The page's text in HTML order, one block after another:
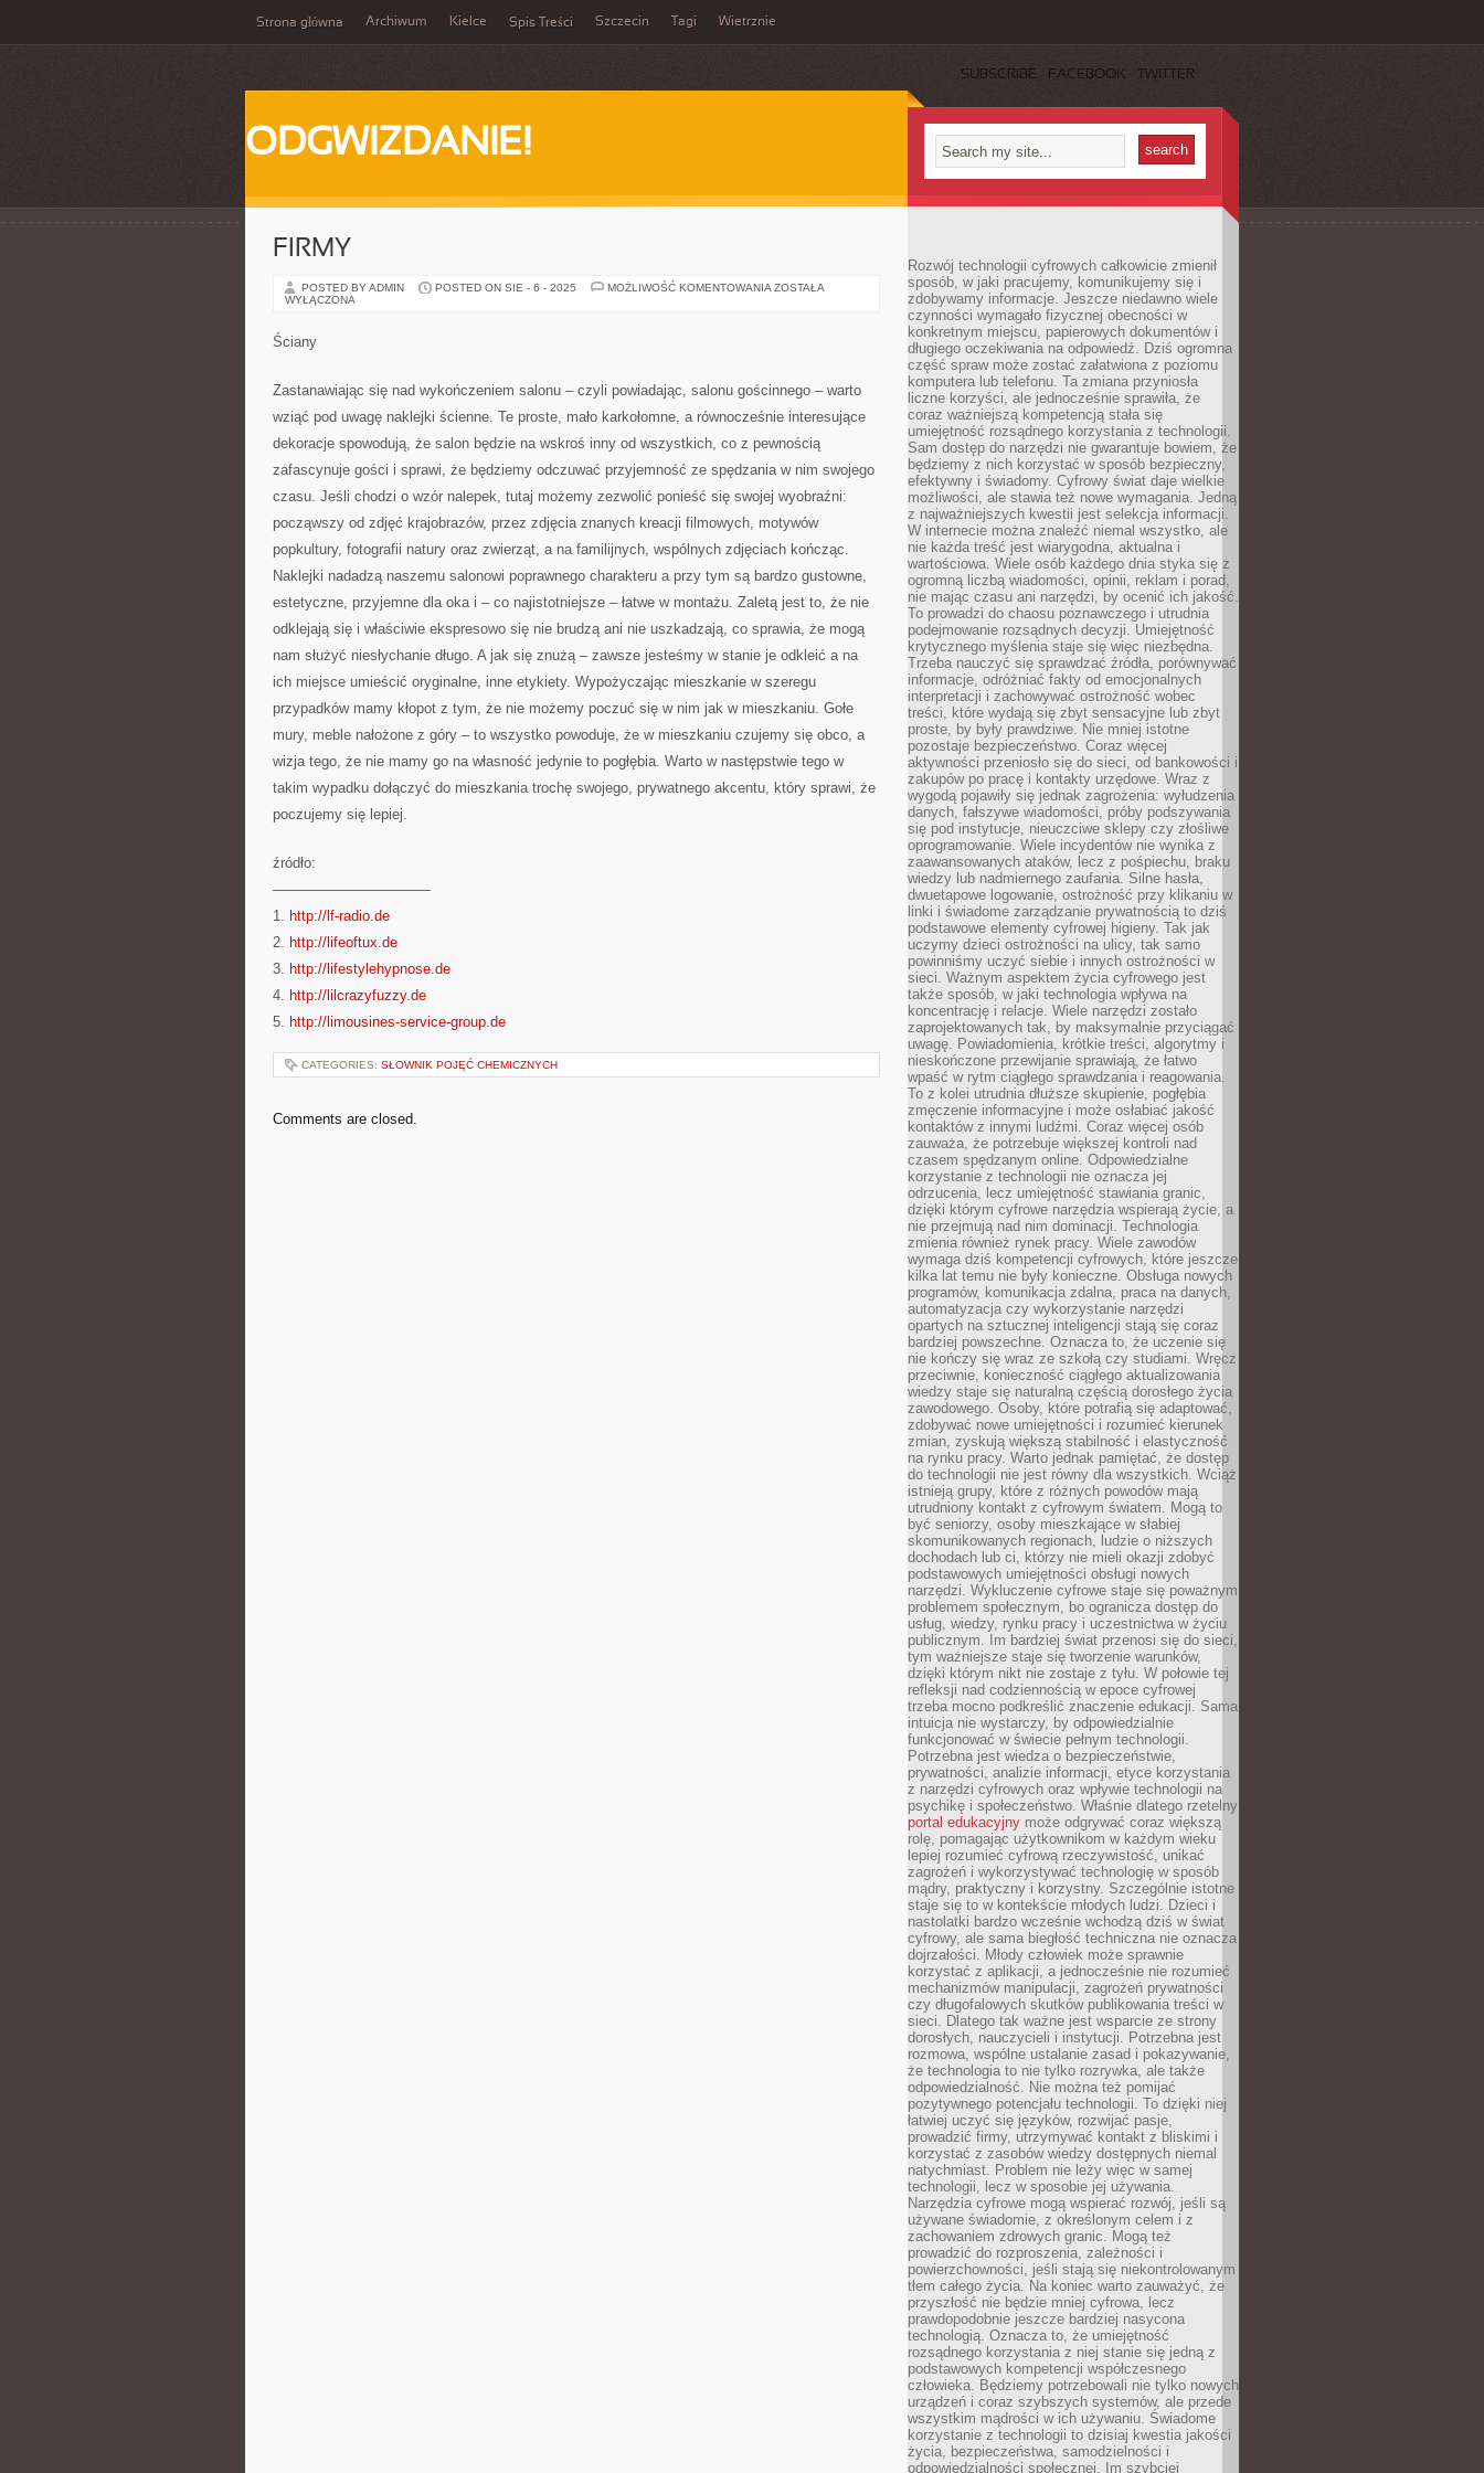
Strona główna Archiwum Kielce Spis Treści Szczecin Tagi Wietrznie
SUBSCRIBE FACEBOOK TWITTER
ODGWIZDANIE!
FIRMY
POSTED BY ADMIN POSTED ON SIE - 6 - 2025 MOŻLIWOŚĆ KOMENTOWANIA FIRMY
ZOSTAŁA
WYŁĄCZONA
Ściany
Zastanawiając się nad wykończeniem salonu – czyli powiadając, salonu gościnnego – warto
wziąć pod uwagę naklejki ścienne. Te proste, mało karkołomne, a równocześnie interesujące
dekoracje spowodują, że salon będzie na wskroś inny od wszystkich, co z pewnością
zafascynuje gości i sprawi, że będziemy odczuwać przyjemność ze spędzania w nim swojego
czasu. Jeśli chodzi o wzór nalepek, tutaj możemy zezwolić ponieść się swojej wyobraźni:
począwszy od zdjęć krajobrazów, przez zdjęcia znanych kreacji filmowych, motywów
popkultury, fotografii natury oraz zwierząt, a na familijnych, wspólnych zdjęciach kończąc.
Naklejki nadadzą naszemu salonowi poprawnego charakteru a przy tym są bardzo gustowne,
estetyczne, przyjemne dla oka i – co najistotniejsze – łatwe w montażu. Zaletą jest to, że nie
odklejają się i właściwie ekspresowo się nie brudzą ani nie uszkadzają, co sprawia, że mogą
nam służyć niesłychanie długo. A jak się znużą – zawsze jesteśmy w stanie je odkleić a na
ich miejsce umieścić oryginalne, inne etykiety. Wypożyczając mieszkanie w szeregu
przypadków mamy kłopot z tym, że nie możemy poczuć się w nim jak w mieszkaniu. Gołe
mury, meble nałożone z góry – to wszystko powoduje, że w mieszkaniu czujemy się obco, a
wizja tego, że nie mamy go na własność jedynie to pogłębia. Warto w następstwie tego w
takim wypadku dołączyć do mieszkania trochę swojego, prywatnego akcentu, który sprawi, że
poczujemy się lepiej.
źródło:
———————————
1. http://lf-radio.de
2. http://lifeoftux.de
3. http://lifestylehypnose.de
4. http://lilcrazyfuzzy.de
5. http://limousines-service-group.de
CATEGORIES: SŁOWNIK POJĘĆ CHEMICZNYCH
Comments are closed.
Rozwój technologii cyfrowych całkowicie zmienił
sposób, w jaki pracujemy, komunikujemy się i
zdobywamy informacje. Jeszcze niedawno wiele
czynności wymagało fizycznej obecności w
konkretnym miejscu, papierowych dokumentów i
długiego oczekiwania na odpowiedź. Dziś ogromna
część spraw może zostać załatwiona z poziomu
komputera lub telefonu. Ta zmiana przyniosła
liczne korzyści, ale jednocześnie sprawiła, że
coraz ważniejszą kompetencją stała się
umiejętność rozsądnego korzystania z technologii.
Sam dostęp do narzędzi nie gwarantuje bowiem, że
będziemy z nich korzystać w sposób bezpieczny,
efektywny i świadomy. Cyfrowy świat daje wielkie
możliwości, ale stawia też nowe wymagania. Jedną
z najważniejszych kwestii jest selekcja informacji.
W internecie można znaleźć niemal wszystko, ale
nie każda treść jest wiarygodna, aktualna i
wartościowa. Wiele osób każdego dnia styka się z
ogromną liczbą wiadomości, opinii, reklam i porad,
nie mając czasu ani narzędzi, by ocenić ich jakość.
To prowadzi do chaosu poznawczego i utrudnia
podejmowanie rozsądnych decyzji. Umiejętność
krytycznego myślenia staje się więc niezbędna.
Trzeba nauczyć się sprawdzać źródła, porównywać
informacje, odróżniać fakty od emocjonalnych
interpretacji i zachowywać ostrożność wobec
treści, które wydają się zbyt sensacyjne lub zbyt
proste, by były prawdziwe. Nie mniej istotne
pozostaje bezpieczeństwo. Coraz więcej
aktywności przeniosło się do sieci, od bankowości i
zakupów po pracę i kontakty urzędowe. Wraz z
wygodą pojawiły się jednak zagrożenia: wyłudzenia
danych, fałszywe wiadomości, próby podszywania
się pod instytucje, nieuczciwe sklepy czy złośliwe
oprogramowanie. Wiele incydentów nie wynika z
zaawansowanych ataków, lecz z pośpiechu, braku
wiedzy lub nadmiernego zaufania. Silne hasła,
dwuetapowe logowanie, ostrożność przy klikaniu w
linki i świadome zarządzanie prywatnością to dziś
podstawowe elementy cyfrowej higieny. Tak jak
uczymy dzieci ostrożności na ulicy, tak samo
powinniśmy uczyć siebie i innych ostrożności w
sieci. Ważnym aspektem życia cyfrowego jest
także sposób, w jaki technologia wpływa na
koncentrację i relacje. Wiele narzędzi zostało
zaprojektowanych tak, by maksymalnie przyciągać
uwagę. Powiadomienia, krótkie treści, algorytmy i
nieskończone przewijanie sprawiają, że łatwo
wpaść w rytm ciągłego sprawdzania i reagowania.
To z kolei utrudnia dłuższe skupienie, pogłębia
zmęczenie informacyjne i może osłabiać jakość
kontaktów z innymi ludźmi. Coraz więcej osób
zauważa, że potrzebuje większej kontroli nad
czasem spędzanym online. Odpowiedzialne
korzystanie z technologii nie oznacza jej
odrzucenia, lecz umiejętność stawiania granic,
dzięki którym cyfrowe narzędzia wspierają życie, a
nie przejmują nad nim dominacji. Technologia
zmienia również rynek pracy. Wiele zawodów
wymaga dziś kompetencji cyfrowych, które jeszcze
kilka lat temu nie były konieczne. Obsługa nowych
programów, komunikacja zdalna, praca na danych,
automatyzacja czy wykorzystanie narzędzi
opartych na sztucznej inteligencji stają się coraz
bardziej powszechne. Oznacza to, że uczenie się
nie kończy się wraz ze szkołą czy studiami. Wręcz
przeciwnie, konieczność ciągłego aktualizowania
wiedzy staje się naturalną częścią dorosłego życia
zawodowego. Osoby, które potrafią się adaptować,
zdobywać nowe umiejętności i rozumieć kierunek
zmian, zyskują większą stabilność i elastyczność
na rynku pracy. Warto jednak pamiętać, że dostęp
do technologii nie jest równy dla wszystkich. Wciąż
istnieją grupy, które z różnych powodów mają
utrudniony kontakt z cyfrowym światem. Mogą to
być seniorzy, osoby mieszkające w słabiej
skomunikowanych regionach, ludzie o niższych
dochodach lub ci, którzy nie mieli okazji zdobyć
podstawowych umiejętności obsługi nowych
narzędzi. Wykluczenie cyfrowe staje się poważnym
problemem społecznym, bo ogranicza dostęp do
usług, wiedzy, rynku pracy i uczestnictwa w życiu
publicznym. Im bardziej świat przenosi się do sieci,
tym ważniejsze staje się tworzenie warunków,
dzięki którym nikt nie zostaje z tyłu. W połowie tej
refleksji nad codziennością w epoce cyfrowej
trzeba mocno podkreślić znaczenie edukacji. Sama
intuicja nie wystarczy, by odpowiedzialnie
funkcjonować w świecie pełnym technologii.
Potrzebna jest wiedza o bezpieczeństwie,
prywatności, analizie informacji, etyce korzystania
z narzędzi cyfrowych oraz wpływie technologii na
psychikę i społeczeństwo. Właśnie dlatego rzetelny
portal edukacyjny może odgrywać coraz większą
rolę, pomagając użytkownikom w każdym wieku
lepiej rozumieć cyfrową rzeczywistość, unikać
zagrożeń i wykorzystywać technologię w sposób
mądry, praktyczny i korzystny. Szczególnie istotne
staje się to w kontekście młodych ludzi. Dzieci i
nastolatki bardzo wcześnie wchodzą dziś w świat
cyfrowy, ale sama biegłość techniczna nie oznacza
dojrzałości. Młody człowiek może sprawnie
korzystać z aplikacji, a jednocześnie nie rozumieć
mechanizmów manipulacji, zagrożeń prywatności
czy długofalowych skutków publikowania treści w
sieci. Dlatego tak ważne jest wsparcie ze strony
dorosłych, nauczycieli i instytucji. Potrzebna jest
rozmowa, wspólne ustalanie zasad i pokazywanie,
że technologia to nie tylko rozrywka, ale także
odpowiedzialność. Nie można też pomijać
pozytywnego potencjału technologii. To dzięki niej
łatwiej uczyć się języków, rozwijać pasje,
prowadzić firmy, utrzymywać kontakt z bliskimi i
korzystać z zasobów wiedzy dostępnych niemal
natychmiast. Problem nie leży więc w samej
technologii, lecz w sposobie jej używania.
Narzędzia cyfrowe mogą wspierać rozwój, jeśli są
używane świadomie, z określonym celem i z
zachowaniem zdrowych granic. Mogą też
prowadzić do rozproszenia, zależności i
powierzchowności, jeśli stają się niekontrolowanym
tłem całego życia. Na koniec warto zauważyć, że
przyszłość nie będzie mniej cyfrowa, lecz
prawdopodobnie jeszcze bardziej nasycona
technologią. Oznacza to, że umiejętność
rozsądnego korzystania z niej stanie się jedną z
podstawowych kompetencji współczesnego
człowieka. Będziemy potrzebowali nie tylko nowych
urządzeń i coraz szybszych systemów, ale przede
wszystkim mądrości w ich używaniu. Świadome
korzystanie z technologii to dzisiaj kwestia jakości
życia, bezpieczeństwa, samodzielności i
odpowiedzialności społecznej. Im szybciej